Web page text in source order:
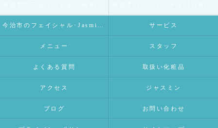
今治市のフェイシャル･Jasmineのお客様の声 サービス
メニュー スタッフ
よくある質問 取扱い化粧品
アクセス ジャスミン
ブログ お問い合わせ